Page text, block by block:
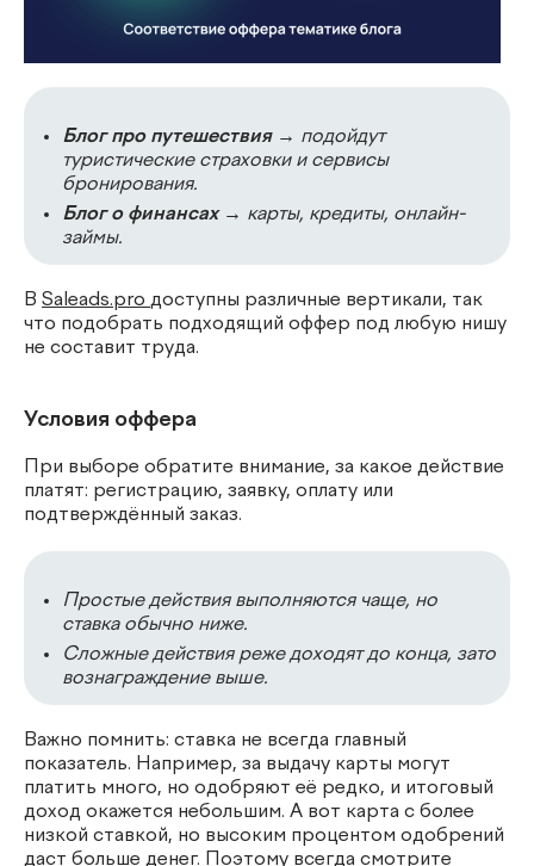
Блог про путешествия→ подойдут
туристические страховки и сервисы
бронирования.
Блог о финансах→ карты, кредиты, онлайн-
займы.
В Saleads.pro доступны различные вертикали, так
что подобрать подходящий оффер под любую нишу
не составит труда.
Условия оффера
При выборе обратите внимание, за какое действие
платят: регистрацию, заявку, оплату или
подтверждённый заказ.
Простые действия выполняются чаще, но
ставка обычно ниже.
Сложные действия реже доходят до конца, зато
вознаграждение выше.
Важно помнить: ставка не всегда главный
показатель. Например, за выдачу карты могут
платить много, но одобряют её редко, и итоговый
доход окажется небольшим. А вот карта с более
низкой ставкой, но высоким процентом одобрений
даст больше денег. Поэтому всегда смотрите